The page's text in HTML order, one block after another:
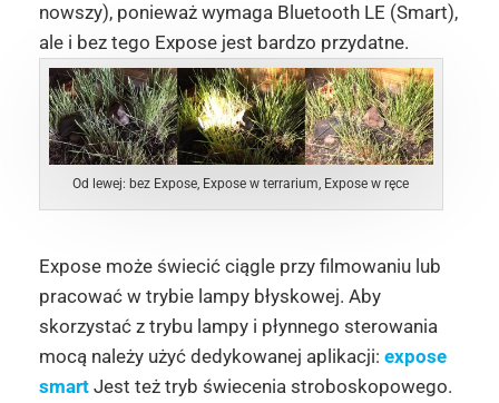
nowszy), ponieważ wymaga Bluetooth LE (Smart),
ale i bez tego Expose jest bardzo przydatne.
Od lewej: bez Expose, Expose w terrarium, Expose w ręce
Expose może świecić ciągle przy filmowaniu lub
pracować w trybie lampy błyskowej. Aby
skorzystać z trybu lampy i płynnego sterowania
mocą należy użyć dedykowanej aplikacji: expose
smartJest też tryb świecenia stroboskopowego.